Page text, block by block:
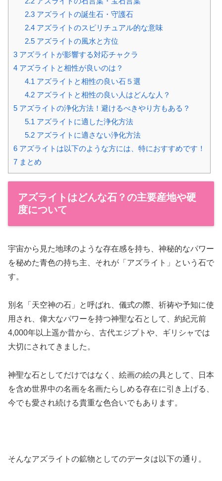
2.3アズライトの誕生石・守護石
2.4アズライトのスピリチュアル的な意味
2.5アズライトの風水と方位
3 アズライトが影響する対応チャクラ
4 アズライトと相性が良いのは？
4.1 アズライトと相性の良い石５選
4.2アズライトと相性の良い人はどんな人？
5 アズライトの浄化方法！避けるべきやり方もある？
5.1 アズライトに適した浄化方法
5.2アズライトに適さない浄化方法
6 アズライトは以下のような方には、特におすすめです！
7 まとめ
アズライトはどんな石？の主要産地や硬
度について
宇宙から見た地球のような存在感を持ち、神秘的なパワー
を秘めた青色の持ち主、それが「アズライト」という石で
す。
別名「天空神の石」と呼ばれ、儀式の際、祈祷や予知に使
用され、偉大なパワーを持つ神聖な石として、約紀元前
4,000年以上遥か昔から、古代エジプトや、ギリシャでは
大切にされてきました。
神聖な石としてだけではなく、絵画の絵の具として、日本
を含め世界中の名画を名画たらしめる存在に引き上げる、
今でも愛され続ける貴重な色合いでもあります。
そんなアズライトの鉱物としてのデータは以下の通り。